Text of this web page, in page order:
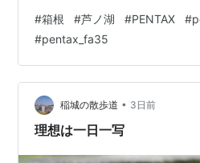
の敷地内で湖畔を散策。 箱根は
この時の気温は26℃程度。しか
湖水がキラキラと輝いていまし
III, FA35mm F2> ランキング参
#箱根 #芦ノ湖 #PENTAX #
#pentax_fa35
稲城の散歩道 • 3日前
理想は一日一写